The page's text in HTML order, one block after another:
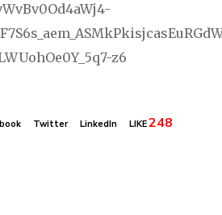
z6
Twitter LinkedIn LIKE248